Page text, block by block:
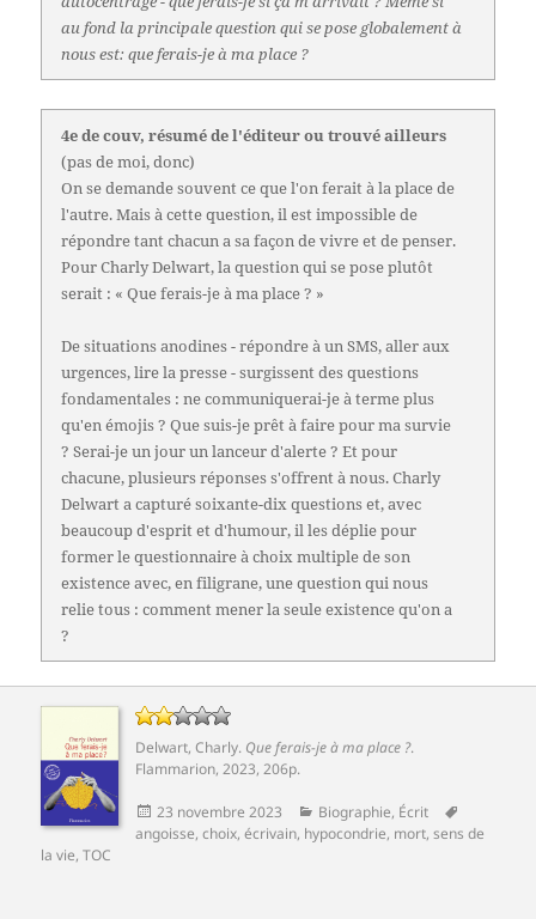
au fond la principale question qui se pose globalement à
nous est: que ferais-je à ma place ?
4e de couv, résumé de l'éditeur ou trouvé ailleurs
(pas de moi, donc)
On se demande souvent ce que l'on ferait à la place de
l'autre. Mais à cette question, il est impossible de
répondre tant chacun a sa façon de vivre et de penser.
Pour Charly Delwart, la question qui se pose plutôt
serait : « Que ferais-je à ma place ? »
De situations anodines - répondre à un SMS, aller aux
urgences, lire la presse - surgissent des questions
fondamentales : ne communiquerai-je à terme plus
qu'en émojis ? Que suis-je prêt à faire pour ma survie
? Serai-je un jour un lanceur d'alerte ? Et pour
chacune, plusieurs réponses s'offrent à nous. Charly
Delwart a capturé soixante-dix questions et, avec
beaucoup d'esprit et d'humour, il les déplie pour
former le questionnaire à choix multiple de son
existence avec, en filigrane, une question qui nous
relie tous : comment mener la seule existence qu'on a
?
Delwart, Charly. Que ferais-je à ma place ?.
Flammarion, 2023, 206p.
Publié
le
23 novembre 2023 Catégories
Biographie, Écrit
clés
angoisse, choix, écrivain, hypocondrie, mort, sens de
la vie,TOC